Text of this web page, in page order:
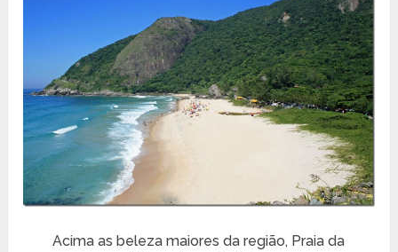
Acima as beleza maiores da região, Praia da